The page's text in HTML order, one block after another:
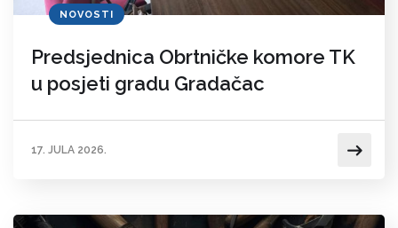
NOVOSTI
Predsjednica Obrtničke komore TK
u posjeti gradu Gradačac
17. JULA 2026.